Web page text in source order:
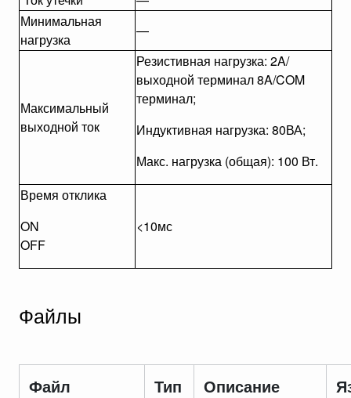
Минимальная
нагрузка
—
Максимальный
выходной ток
Резистивная нагрузка: 2A/
выходной терминал 8A/COM
терминал;
Индуктивная нагрузка: 80ВА;
Макс. нагрузка (общая): 100 Вт.
Время отклика
ON
OFF
<10мс
Файлы
Файл Тип Описание